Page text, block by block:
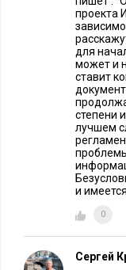
проекта
для
может и
ставит
степени
лучшем
и
0
Сергей